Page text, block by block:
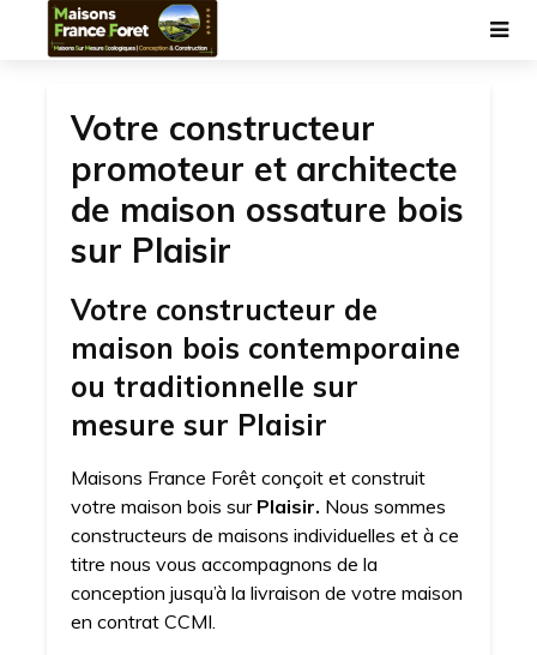
Votre constructeur
promoteur et architecte
de maison ossature bois
sur Plaisir
Votre constructeur de
maison bois contemporaine
ou traditionnelle sur
mesure sur Plaisir
Maisons France Forêt conçoit et construit
votre maison bois sur Plaisir. Nous sommes
constructeurs de maisons individuelles et à ce
titre nous vous accompagnons de la
conception jusqu’à la livraison de votre maison
en contrat CCMI.